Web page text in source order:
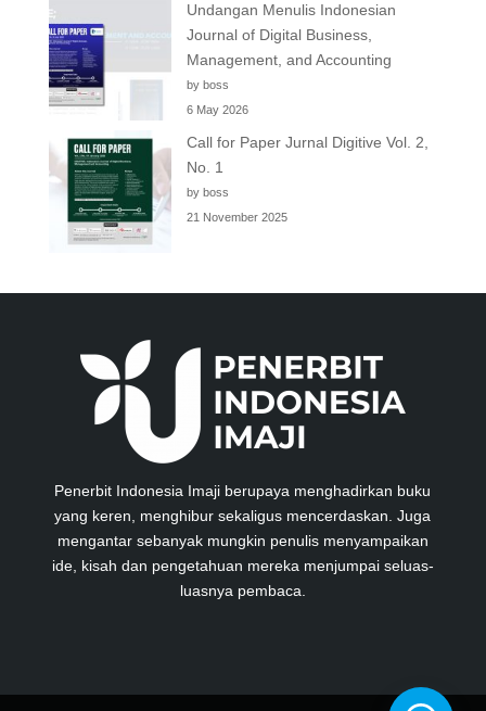
Undangan Menulis Indonesian
Journal of Digital Business,
Management, and Accounting
by boss
6 May 2026
Call for Paper Jurnal Digitive Vol. 2,
No. 1
by boss
21 November 2025
Penerbit Indonesia Imaji berupaya menghadirkan buku
yang keren, menghibur sekaligus mencerdaskan. Juga
mengantar sebanyak mungkin penulis menyampaikan
ide, kisah dan pengetahuan mereka menjumpai seluas-
luasnya pembaca.